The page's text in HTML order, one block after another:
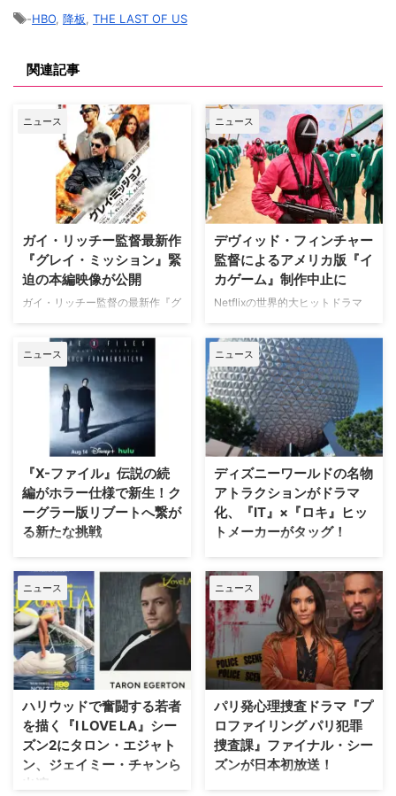
-HBO 降板 THE LAST OF US
関連記事
ニュース
ガイ・リッチー監督最新作
『グレイ・ミッション』緊
迫の本編映像が公開
ガイ・リッチー監督の最新作『グ
立ち、ジェイク・ギレンホールと
ヘンリー・カヴィルによるスタイ
リッシュなアクションとユーモア
が詰まった本編映像が公開され
た。さらに、著名人たちからの絶
賛コメントも到着した。 最強の
二人が挑む成功率ゼロパーセント
ション』 『シャーロック・ホー
ムズ』や『コードネーム
U.N.C.L.E.』で世界中の映画ファ
ンを熱狂させたガイ・リッチー監
ィアクションだ。アメリカ海軍 …
ニュース
デヴィッド・フィンチャー
監督によるアメリカ版『イ
カゲーム』制作中止に
Netflixの世界的大ヒットドラマ
ド・フィンチャー監督がメガホン
をとる予定だった英語版スピンオ
フ『Heckler（仮題）』の企画開
発が中止されたことが明らかにな
った。一時は同フランチャイズ初
の英語によるドラマシリーズとし
て期待されていたが、動画配信プ
を受け、プロジェクトは表舞台か
ら姿を消すこととなった。米
ThePlaylistが報じている。 デヴ
ィッド・フィンチャーが進めてい
ニュース
『X-ファイル』伝説の続
編がホラー仕様で新生！ク
ーグラー版リブートへ繋が
る新たな挑戦
SFサスペンスの金字塔『X-ファ
イル』の劇場版第2作『X-ファイ
ル：真実を求めて』が、18年の時
を経て、クリス・カーター監督の
手によるよりダークなディレクタ
ーズ・カット版として遂に日の目
を浴びることが決定した。 18年
の時を経て明かされる『X-ファイ
ル』第2作の真の姿 カーターが脚
本・監督を務めた本作の本来のビ
ジョンが解禁されるにあたり、
Entertainment Weekly（EW）誌
はホラー映画さながらの予告編映
ニュース
ディズニーワールドの名物
アトラクションがドラマ
化、『IT』×『ロキ』ヒッ
トメーカーがタッグ！
Disney+が、ウォルト・ディズニ
ー・ワールド（WDW）のパーク
EPCOTを代表する大人気アトラ
クションに着想を得たドラマ作品
『Spaceship Earth（原題）』の
パイロット版を発注した。 ディ
ズニーワールドのシンボルが実写
ドラマ化へ！ 製作を手掛けるの
は、映画『IT／イット “それ”が見
えたら、終わり。』の前日譚ドラ
マ『IT／イット ウェルカム・ト
ゥ・デリー “それ”が見えたら、終
わり。』で知られるジェイソン・
ニュース
ハリウッドで奮闘する若者
を描く『I LOVE LA』シー
ズン2にタロン・エジャト
ン、ジェイミー・チャンら
出演
ニュース
パリ発心理捜査ドラマ『プ
ロファイリング パリ犯罪
捜査課』ファイナル・シー
ズンが日本初放送！
フランス発の大人気心理捜査ドラ